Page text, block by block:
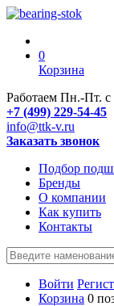
0
Корзина
Работаем Пн.-Пт. с
+7 (499) 229-54-45
info@ttk-v.ru
Заказать звонок
Подбор
Бренды
О компании
Как купить
Контакты
Войти
Корзина 0